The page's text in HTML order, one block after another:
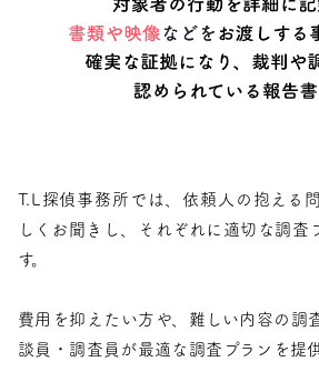
T.L探偵事務所では、依頼人の抱える
しくお聞きし、それぞれに適切な調査
す。
費用を抑えたい方や、難しい内容の調
談員・調査員が最適な調査プランを提供